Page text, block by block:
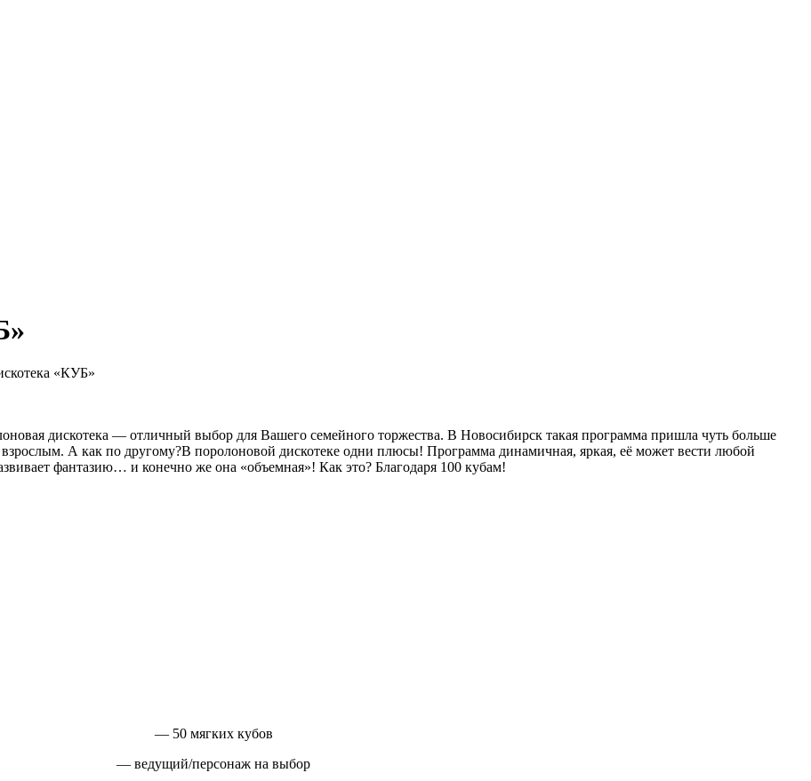
«КУБ»
дискотека — отличный выбор для Вашего семейного торжества. В Новосибирск такая программа пришла чуть больше
А как по другому?В поролоновой дискотеке одни плюсы! Программа динамичная, яркая, её может вести любой
фантазию… и конечно же она «объемная»! Как это? Благодаря 100 кубам!
— 50 мягких кубов
— ведущий/персонаж на выбор